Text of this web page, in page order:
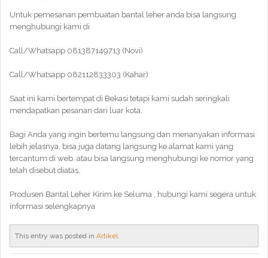
Untuk pemesanan pembuatan bantal leher anda bisa langsung
menghubungi kami di
Call/Whatsapp 081387149713 (Novi)
Call/Whatsapp 082112833303 (Kahar)
Saat ini kami bertempat di Bekasi tetapi kami sudah seringkali
mendapatkan pesanan dari luar kota.
Bagi Anda yang ingin bertemu langsung dan menanyakan informasi
lebih jelasnya, bisa juga datang langsung ke alamat kami yang
tercantum di web. atau bisa langsung menghubungi ke nomor yang
telah disebut diatas.
Produsen Bantal Leher Kirim ke Seluma , hubungi kami segera untuk
informasi selengkapnya
This entry was posted in Artikel.